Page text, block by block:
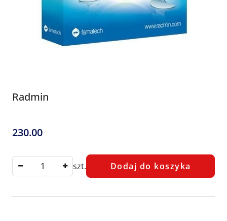
Radmin
Cena:
230.00
szt. Dodaj do koszyka